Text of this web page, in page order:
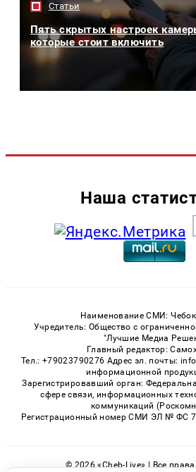
Статьи
Пять скрытых настроек
которые стоит включить
Наша
Наименование СМИ:
Учредитель: Общество с
"Лучшие Медиа
Главный редактор:
Тел.: +79023790276 Адрес эл. почты:
информационной
Зарегистрировавший орган:
сфере связи, информационных
коммуникаций
Регистрационный номер СМИ ЭЛ № ФС
© 2026 «Cheb-Live» | Все